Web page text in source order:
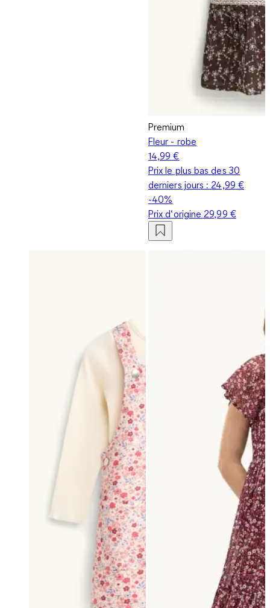
Premium
Fleur - robe
14,99 €
Prix le plus bas des 30
derniers jours : 24,99 €
-40%
Prix d‘origine 29,99 €